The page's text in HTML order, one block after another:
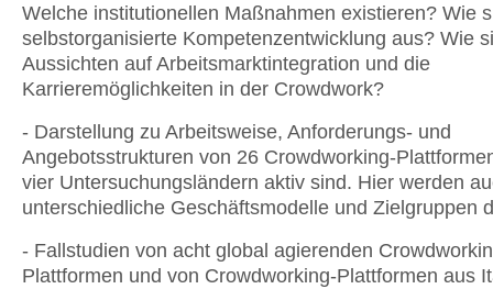
Welche institutionellen Maßnahmen existieren? Wie
selbstorganisierte Kompetenzentwicklung aus? Wie
Aussichten auf Arbeitsmarktintegration und die
Karrieremöglichkeiten in der Crowdwork?
- Darstellung zu Arbeitsweise, Anforderungs- und
Angebotsstrukturen von 26 Crowdworking-
vier Untersuchungsländern aktiv sind. Hier werden
unterschiedliche Geschäftsmodelle und Zielgruppen
- Fallstudien von acht global agierenden
Plattformen und von Crowdworking-Plattformen aus